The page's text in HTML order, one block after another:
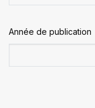
Année de publication